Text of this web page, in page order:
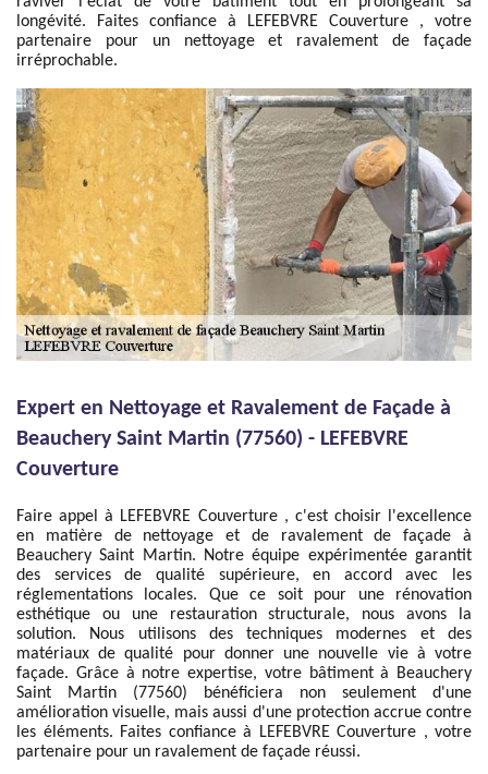
longévité. Faites confiance à LEFEBVRE Couverture , votre
partenaire pour un nettoyage et ravalement de façade
irréprochable.
Expert en Nettoyage et Ravalement de Façade à
Beauchery Saint Martin (77560) - LEFEBVRE
Couverture
Faire appel à LEFEBVRE Couverture , c'est choisir l'excellence
en matière de nettoyage et de ravalement de façade à
Beauchery Saint Martin. Notre équipe expérimentée garantit
des services de qualité supérieure, en accord avec les
réglementations locales. Que ce soit pour une rénovation
esthétique ou une restauration structurale, nous avons la
solution. Nous utilisons des techniques modernes et des
matériaux de qualité pour donner une nouvelle vie à votre
façade. Grâce à notre expertise, votre bâtiment à Beauchery
Saint Martin (77560) bénéficiera non seulement d'une
amélioration visuelle, mais aussi d'une protection accrue contre
les éléments. Faites confiance à LEFEBVRE Couverture , votre
partenaire pour un ravalement de façade réussi.